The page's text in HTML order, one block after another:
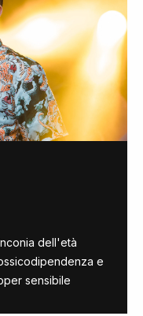
dell'età
e
sensibile